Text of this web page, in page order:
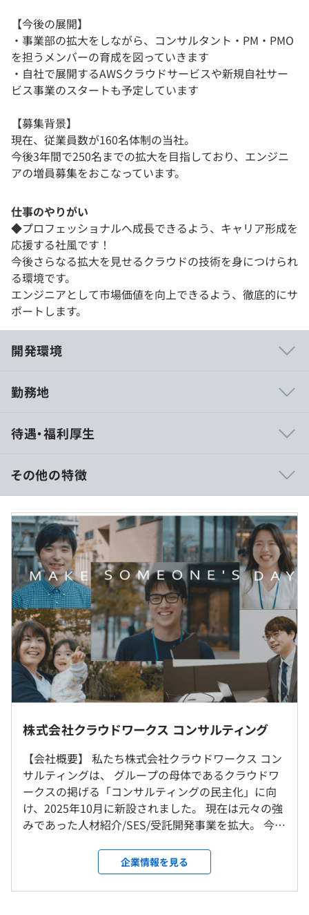
【今後の展開】
・事業部の拡大をしながら、コンサルタント・PM・PMO
を担うメンバーの育成を図っていきます
・自社で展開するAWSクラウドサービスや新規自社サー
ビス事業のスタートも予定しています
【募集背景】
現在、従業員数が160名体制の当社。
今後3年間で250名までの拡大を目指しており、エンジニ
アの増員募集をおこなっています。
仕事のやりがい
◆プロフェッショナルへ成長できるよう、キャリア形成を
応援する社風です！
今後さらなる拡大を見せるクラウドの技術を身につけられ
る環境です。
エンジニアとして市場価値を向上できるよう、徹底的にサ
ポートします。
開発環境
す！
・タレント／ナレッジマネジメントの両方の機能を併せ持
つ『INGATE Engagement Loop』
・独自のエンジニア強化施策を取り入れている自社サービ
ス開発
を推進しており、プロジェクト達成を実現できるスキルの
習得を可能にしています。
自己啓発／資格取得に際する受験料負担（1人につき毎年
10万円）
・「人材紹介事業部」の持つエンジニアの市場価値を上げ
るためのノウハウを、社内のメンバーに還元するシナジー
があります。とことんエンジニアさんと向き合って、最良
のキャリア形成に寄与します。
・同社の人材紹介事業で活躍するキャリアカウンセラーが
相談に乗り、ともにキャリアパスを考えた上で的確な案件
勤務地
PJによって首都圏近郊勤務となります
※現在はリモートワーク率約70％
待遇・福利厚生
【年収340万～650万の事例の場合】
■賃金形態：月給
■賃金の決定方法：当社規定により決定
■月給：約28万〜52万円（固定残業代を含む）
■基本給：約23万～42万円
■固定残業代：30時間分、約5万～10万円（超過分は別途
支給）
■業績賞与：約10万～30万
（※想定年収は年収提示額を保証するものではありません）
9：30～18：30（所定労働8時間）
※プロジェクトにより異なります
休憩時間：60分※昼食時間は業務の都合により各々の自
主性に任せています
平均残業時間：平均15時間／月
その他の特徴
株式会社クラウドワークス コンサルティング
【会社概要】 私たち株式会社クラウドワークス コン
サルティングは、 グループの母体であるクラウドワ
ークスの掲げる「コンサルティングの民主化」に向
け、2025年10月に新設されました。 現在は元々の強
みであった人材紹介/SES/受託開発事業を拡大。 今後
めるため事業と組織両面から整備、拡大を行ってお
でなく、人材不足やノウハウ不足に悩む中小企業の
企業情報を見る